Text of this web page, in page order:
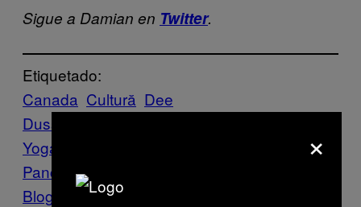
Sigue a Damian en Twitter.
Etiquetado:
Canada Cultură Dee
Dussault
Yoga
Pancini
mariguana
Blog
×